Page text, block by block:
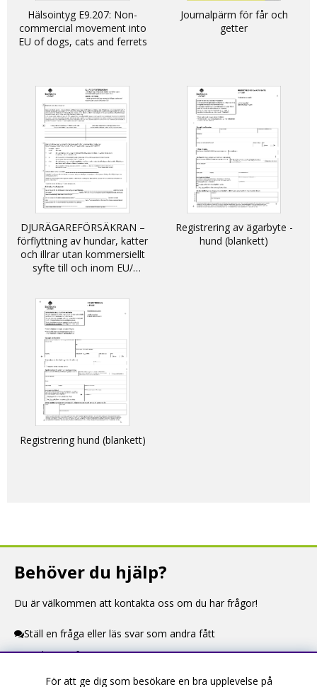
Hälsointyg E9.207: Non-
commercial movement into
EU of dogs, cats and ferrets
Journalpärm för får och
getter
DJURÄGAREFÖRSÄKRAN –
förflyttning av hundar, katter
och illrar utan kommersiellt
syfte till och inom EU/
dogs, cats and ferrets into
and within the EU
Registrering av ägarbyte -
hund (blankett)
Registrering hund (blankett)
Behöver du hjälp?
Du är välkommen att kontakta oss om du har frågor!
Ställ en fråga eller läs svar som andra fått
Kontaktuppgifter
För att ge dig som besökare en bra upplevelse på